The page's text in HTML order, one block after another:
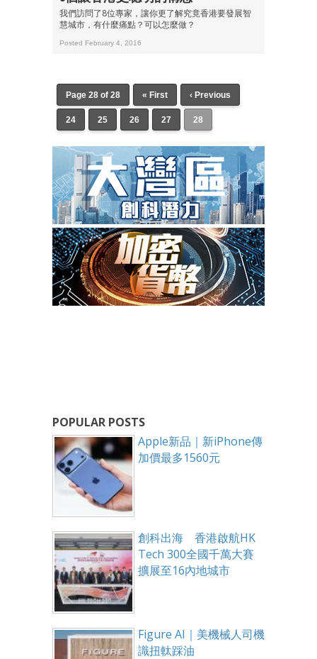
我們訪問了8位專家，讓你更了解究竟香港要發展智
慧城市，有什麼痛點？可以怎麼做？
Posted February 4, 2016
Page 28 of 28 « First ‹ Previous
24 25 26 27 28
POPULAR POSTS
Apple新品｜新iPhone傳
加價最多1560元
創科出海 香港啟航HK
Tech 300全國千萬大賽
擴展至16內地城市
Figure AI｜美機械人司機
識扭軚踩油